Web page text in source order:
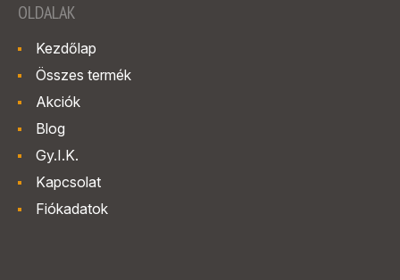
OLDALAK
Kezdőlap
Összes termék
Akciók
Blog
Gy.I.K.
Kapcsolat
Fiókadatok